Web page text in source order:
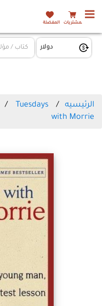
المشتريات المفضلة
الرئيسيه
Tuesdays
with Morrie